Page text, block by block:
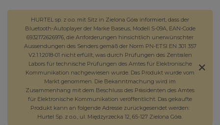
HURTEL sp. z o.o. mit Sitz in Zielona Góra informiert, dass der
Bluetooth-Autoplayer der Marke Baseus, Modell S-09A, EAN-Code
6932172626976, die Anforderungen hinsichtlich unerwünschter
Aussendungen des Senders gemäß der Norm PN-ETSI EN 301 357
V2.1.1:2018-01 nicht erfüllt, was durch Prüfungen des Zentralen
Labors für technische Prüfungen des Amtes für Elektronische
Kommunikation nachgewiesen wurde. Das Produkt wurde vom
Markt genommen. Die Bekanntmachung wird im
Zusammenhang mit dem Beschluss des Präsidenten des Amtes
für Elektronische Kommunikation veröffentlicht. Das gekaufte
Produkt kann an folgende Adresse zurückgesendet werden:
Hurtel Sp. z o.o., ul. Międzyrzecka 12, 65-127 Zielona Góra.